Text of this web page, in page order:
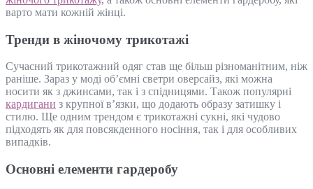
варто мати кожній жінці.
Тренди в жіночому трикотажі
Сучасний трикотажний одяг став ще більш різноманітним, ніж
раніше. Зараз у моді об’ємні светри оверсайз, які можна
носити як з джинсами, так і з спідницями. Також популярні
кардигани з крупної в’язки, що додають образу затишку і
стилю. Ще одним трендом є трикотажні сукні, які чудово
підходять як для повсякденного носіння, так і для особливих
випадків.
Основні елементи гардеробу